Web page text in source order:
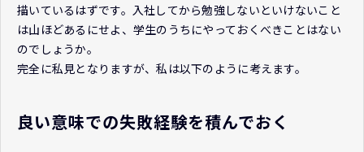
描いているはずです。入社してから勉強しないといけないこと
は山ほどあるにせよ、学生のうちにやっておくべきことはない
のでしょうか。
完全に私見となりますが、私は以下のように考えます。
良い意味での失敗経験を積んでおく